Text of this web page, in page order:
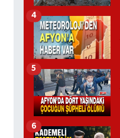
4
5
6